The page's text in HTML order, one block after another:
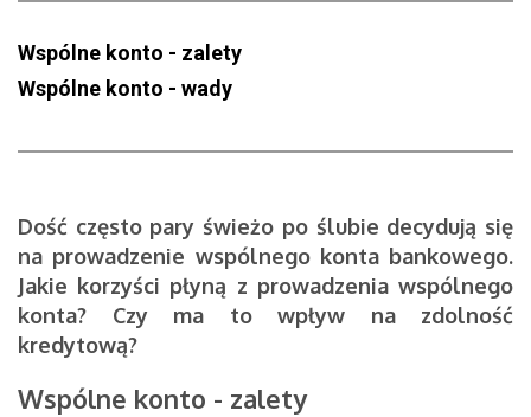
Wspólne konto - zalety
Wspólne konto - wady
Dość często pary świeżo po ślubie decydują się
na prowadzenie wspólnego konta bankowego.
Jakie korzyści płyną z prowadzenia wspólnego
konta? Czy ma to wpływ na zdolność
kredytową?
Wspólne konto - zalety